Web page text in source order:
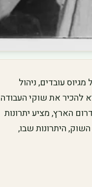
עובדים, ניהול
להכיר את שוקי העבודה
הארץ, מציע יתרונות
היתרונות שבו,